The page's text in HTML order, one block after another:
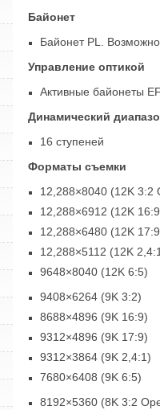
Байонет
Байонет PL.
Управление оптикой
Активные байонеты
Динамический
16 ступеней
Форматы съемки
12,288×8040 (12K 3:2
12,288×6912 (12K
12,288×6480 (12K
12,288×5112 (12K
9648×8040 (12K 6:5)
9408×6264 (9K 3:2)
8688×4896 (9K 16:9)
9312×4896 (9K 17:9)
9312×3864 (9K 2,4:1)
7680×6408 (9K 6:5)
8192×5360 (8K 3:2